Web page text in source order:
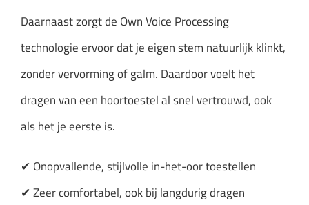
Daarnaast zorgt de Own Voice Processing
technologie ervoor dat je eigen stem natuurlijk klinkt,
zonder vervorming of galm. Daardoor voelt het
dragen van een hoortoestel al snel vertrouwd, ook
als het je eerste is.
✔ Onopvallende, stijlvolle in-het-oor toestellen
✔ Zeer comfortabel, ook bij langdurig dragen